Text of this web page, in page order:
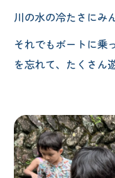
川の水の冷たさにみ
それでもボートに乗
を忘れて、たくさん